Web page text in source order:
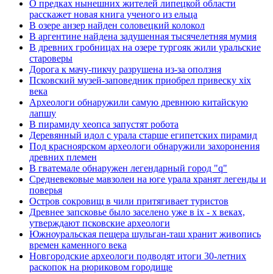
О предках нынешних жителей липецкой области
расскажет новая книга ученого из ельца
В озере анзер найден соловецкий колокол
В аргентине найдена задушенная тысячелетняя мумия
В древних гробницах на озере тургояк жили уральские
староверы
Дорога к мачу-пикчу разрушена из-за оползня
Псковский музей-заповедник приобрел привеску xix
века
Археологи обнаружили самую древнюю китайскую
лапшу
В пирамиду хеопса запустят робота
Деревянный идол с урала старше египетских пирамид
Под красноярском археологи обнаружили захоронения
древних племен
В гватемале обнаружен легендарный город "q"
Средневековые мавзолеи на юге урала хранят легенды и
поверья
Остров сокровищ в чили притягивает туристов
Древнее запсковье было заселено уже в ix - x веках,
утверждают псковские археологи
Южноуральская пещера шульган-таш хранит живопись
времен каменного века
Новгородские археологи подводят итоги 30-летних
раскопок на рюриковом городище